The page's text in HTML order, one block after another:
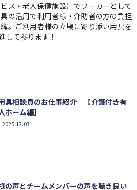
ス・老人保健施設）でワーカーとして
の活用で利用者様・介助者の方の負担
。ご利用者様の立場に寄り添い用具を
して参ります！
具相談員のお仕事紹介 【介護付き有
ホーム編】
2025.12.03
の声とチームメンバーの声を聴き良い